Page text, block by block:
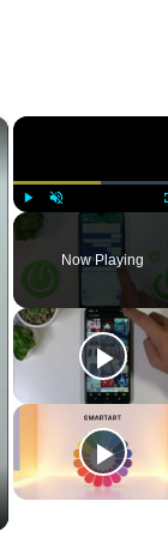
y u
Now Playing